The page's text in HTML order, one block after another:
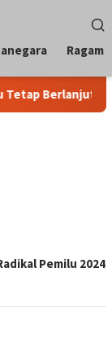
Ragam
Upaya
Pemilu 2024